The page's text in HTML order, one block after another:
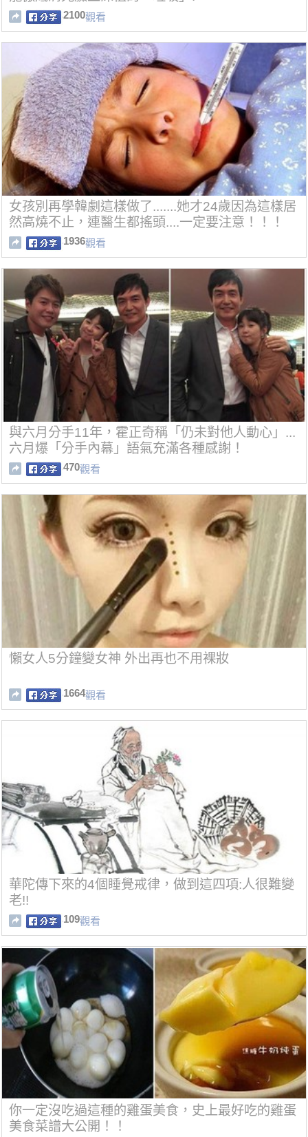
2100觀看
女孩別再學韓劇這樣做了.......她才24歲因為這樣居
然高燒不止，連醫生都搖頭....一定要注意！！！
1936觀看
與六月分手11年，霍正奇稱「仍未對他人動心」...
六月爆「分手內幕」語氣充滿各種感謝！
470觀看
懶女人5分鐘變女神 外出再也不用裸妝
1664觀看
華陀傳下來的4個睡覺戒律，做到這四項:人很難變
老!!
109觀看
你一定沒吃過這種的雞蛋美食，史上最好吃的雞蛋
美食菜譜大公開！！